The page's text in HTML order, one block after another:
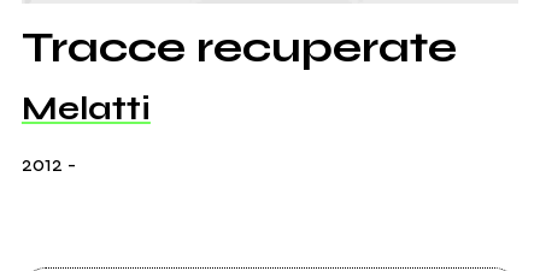
Tracce recuperate
Melatti
2012 -